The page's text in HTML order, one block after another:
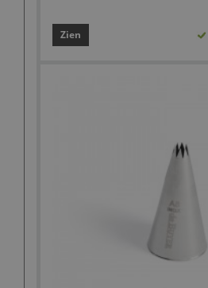
Zien